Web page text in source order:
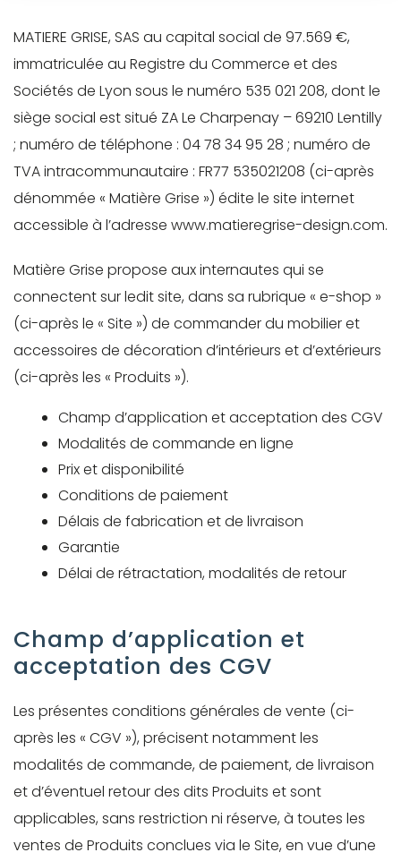
client
retrouvez
vos
sélections
d’articles,
gérez
vos
informations
suivez
vos
commandes.
mon
compte
vous
donne
un
accès
à nos
ressources
visuelles
et
techniques
(fiches
techniques,
modèles
3D) en
mon
Me
Adresse de
Identifiant
Mot de passe
MATIERE GRISE, SAS au capital social de 97.569 €,
immatriculée au Registre du Commerce et des
Sociétés de Lyon sous le numéro 535 021 208, dont le
siège social est situé ZA Le Charpenay – 69210 Lentilly
; numéro de téléphone : 04 78 34 95 28 ; numéro de
TVA intracommunautaire : FR77 535021208 (ci-après
dénommée « Matière Grise ») édite le site internet
accessible à l’adresse www.matieregrise-design.com.
Matière Grise propose aux internautes qui se
connectent sur ledit site, dans sa rubrique « e-shop »
(ci-après le « Site ») de commander du mobilier et
accessoires de décoration d’intérieurs et d’extérieurs
(ci-après les « Produits »).
Champ d’application et acceptation des CGV
Modalités de commande en ligne
Prix et disponibilité
Conditions de paiement
Délais de fabrication et de livraison
Garantie
Délai de rétractation, modalités de retour
Champ d’application et
acceptation des CGV
Les présentes conditions générales de vente (ci-
après les « CGV »), précisent notamment les
modalités de commande, de paiement, de livraison
et d’éventuel retour des dits Produits et sont
applicables, sans restriction ni réserve, à toutes les
ventes de Produits conclues via le Site, en vue d’une